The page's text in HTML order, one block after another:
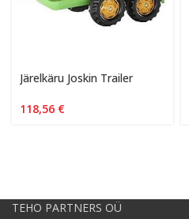
Järelkäru Joskin Trailer
118,56 €
TEHO PARTNERS OÜ